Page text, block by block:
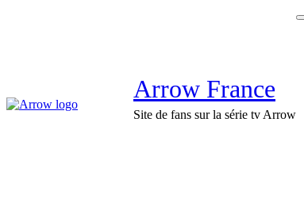
Arrow France
Site de fans sur la série tv Arrow